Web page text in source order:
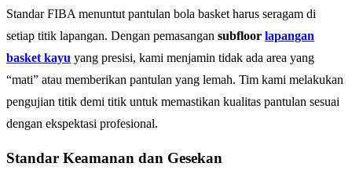
Standar FIBA menuntut pantulan bola basket harus seragam di
setiap titik lapangan. Dengan pemasangan subfloor lapangan
basket kayu yang presisi, kami menjamin tidak ada area yang
“mati” atau memberikan pantulan yang lemah. Tim kami melakukan
pengujian titik demi titik untuk memastikan kualitas pantulan sesuai
dengan ekspektasi profesional.
Standar Keamanan dan Gesekan